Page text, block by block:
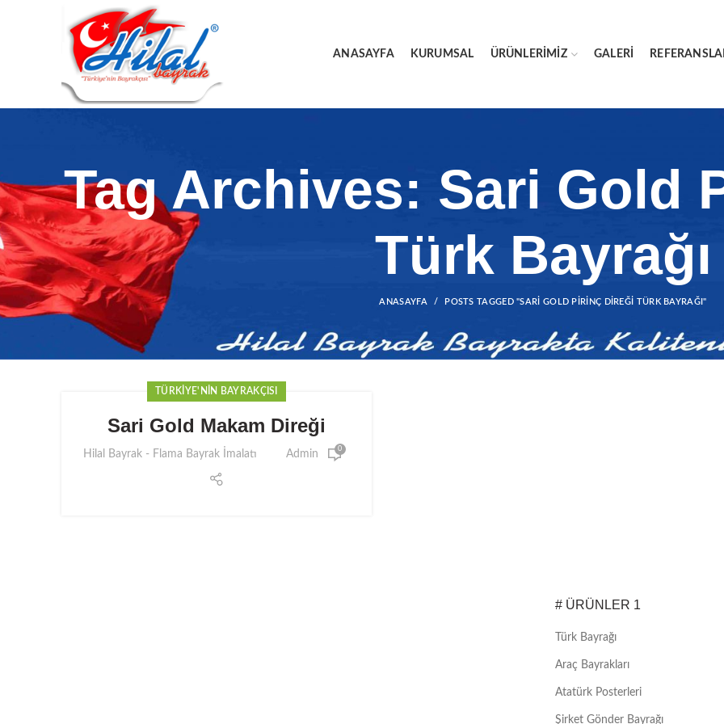
ANASAYFA KURUMSAL ÜRÜNLERIMIZ GALERI
Tag Archives: Sari Gold
Türk Bayrağı
ANASAYFA POSTS TAGGED "SARI GOLD PIRINÇ DIREĞI TÜRK BAYRAĞI"
TÜRKIYE'NIN BAYRAKÇISI
Sari Gold Makam Direği
Hilal Bayrak - Flama Bayrak İmalatı Admin 0
# ÜRÜNLER 1
Türk Bayrağı
Araç Bayrakları
Atatürk Posterleri
Şirket Gönder Bayrağı